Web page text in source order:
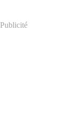
Publicité